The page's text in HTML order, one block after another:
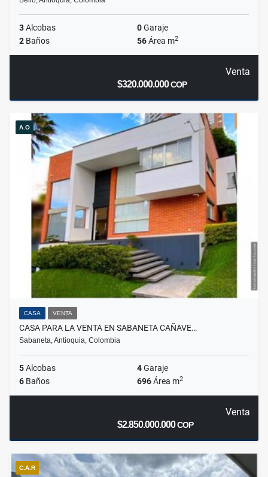
3Alcobas 0Garaje
2 Baños 56Área m2
Venta
$320.000.000COP
A.O
CASA VENTA
CASA PARA LA VENTA EN SABANETA CAÑAVE…
Sabaneta, Antioquia, Colombia
5Alcobas 4Garaje
6 Baños 696Área m2
Venta
$2.850.000.000COP
C.A.R